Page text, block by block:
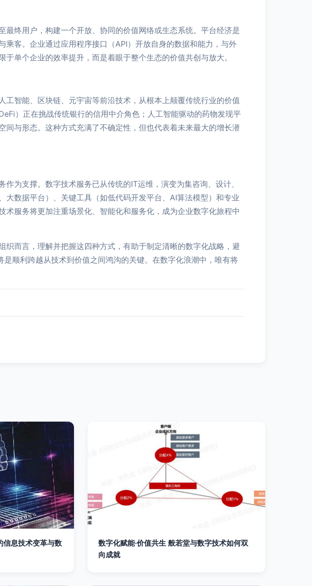
终用户，构建一个开放、协同的价值网络或生态系统。平台经济是
客。企业通过应用程序接口（API）开放自身的数据和能力，与外
单个企业的效率提升，而是着眼于整个生态的价值共创与放大。
智能、区块链、元宇宙等前沿技术，从根本上颠覆传统行业的价值
）正在挑战传统银行的信用中介角色；人工智能驱动的药物发现平
与形态。这种方式充满了不确定性，但也代表着未来最大的增长潜
为支撑。数字技术服务已从传统的IT运维，演变为集咨询、设计、
数据平台）、关键工具（如低代码开发平台、AI算法模型）和专业
服务将更加注重场景化、智能化和服务化，成为企业数字化旅程中
而言，理解并把握这四种方式，有助于制定清晰的数字化战略，避
顺利跨越从技术到价值之间鸿沟的关键。在数字化浪潮中，唯有将
信息技术变革与数
数字化赋能·价值共生 般若堂与数字技术如何双
向成就